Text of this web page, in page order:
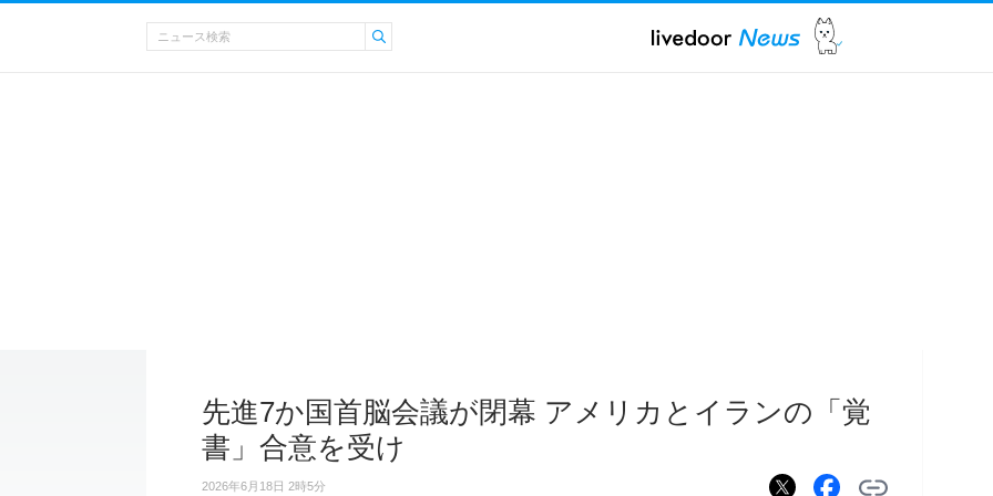
先進7か国首脳会議が閉幕 アメリカとイランの「覚
書」合意を受け
2026年6月18日 2時5分